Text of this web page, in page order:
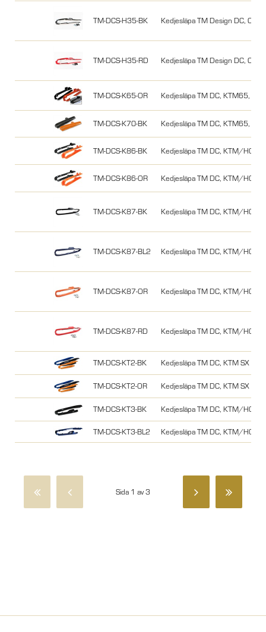
TM-DCS-H35-BK Kedjesläpa TM Design DC,
TM-DCS-H35-RD Kedjesläpa TM Design DC,
TM-DCS-K65-OR Kedjesläpa TM DC, KTM65,
TM-DCS-K70-BK Kedjesläpa TM DC, KTM65,
TM-DCS-K86-BK Kedjesläpa TM DC, KTM/HQ
TM-DCS-K86-OR Kedjesläpa TM DC, KTM/HQ
TM-DCS-K87-BK Kedjesläpa TM DC, KTM/HQ/
TM-DCS-K87-BL2 Kedjesläpa TM DC, KTM/HQ/
TM-DCS-K87-OR Kedjesläpa TM DC, KTM/HQ/
TM-DCS-K87-RD Kedjesläpa TM DC, KTM/HQ/
TM-DCS-KT2-BK Kedjesläpa TM DC, KTM SX
TM-DCS-KT2-OR Kedjesläpa TM DC, KTM SX
TM-DCS-KT3-BK Kedjesläpa TM DC, KTM/HQ
TM-DCS-KT3-BL2 Kedjesläpa TM DC, KTM/HQ
Sida 1 av 3